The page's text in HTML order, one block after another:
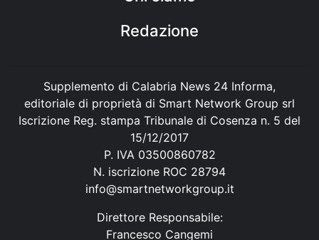
Redazione
Supplemento di Calabria News 24 Informa,
editoriale di proprietà di Smart Network Group srl
Iscrizione Reg. stampa Tribunale di Cosenza n. 5 del
15/12/2017
P. IVA 03500860782
N. iscrizione ROC 28794
info@smartnetworkgroup.it
Direttore Responsabile:
Francesco Cangemi